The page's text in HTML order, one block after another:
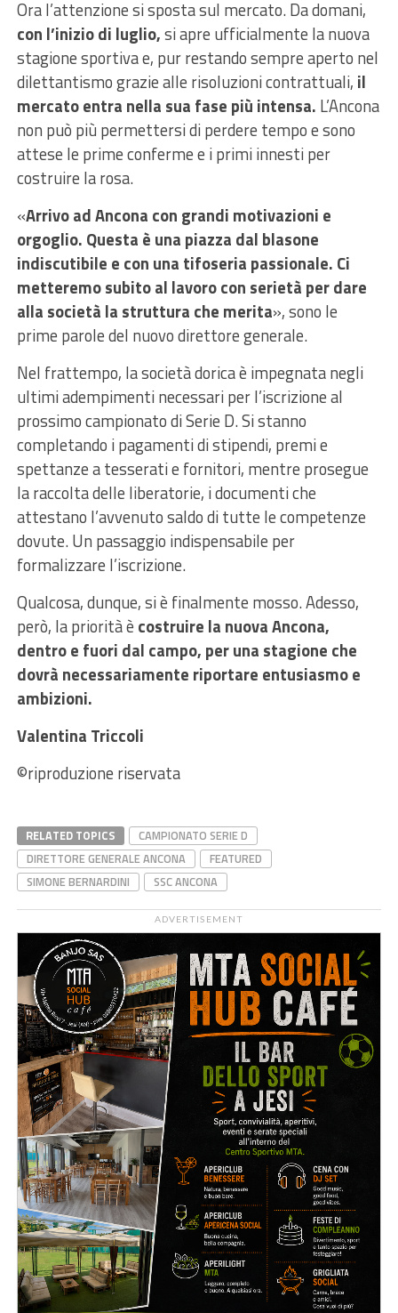
Ora l’attenzione si sposta sul mercato. Da domani,
con l’inizio di luglio,si apre ufficialmente la nuova
stagione sportiva e, pur restando sempre aperto nel
dilettantismo grazie alle risoluzioni contrattuali, il
mercato entra nella sua fase più intensa. L’Ancona
non può più permettersi di perdere tempo e sono
attese le prime conferme e i primi innesti per
costruire la rosa.
«Arrivo ad Ancona con grandi motivazioni e
orgoglio. Questa è una piazza dal blasone
indiscutibile e con una tifoseria passionale. Ci
metteremo subito al lavoro con serietà per dare
alla società la struttura che merita», sono le
prime parole del nuovo direttore generale.
Nel frattempo, la società dorica è impegnata negli
ultimi adempimenti necessari per l’iscrizione al
prossimo campionato di Serie D. Si stanno
completando i pagamenti di stipendi, premi e
spettanze a tesserati e fornitori, mentre prosegue
la raccolta delle liberatorie, i documenti che
attestano l’avvenuto saldo di tutte le competenze
dovute. Un passaggio indispensabile per
formalizzare l’iscrizione.
Qualcosa, dunque, si è finalmente mosso. Adesso,
però, la priorità è costruire la nuova Ancona,
dentro e fuori dal campo, per una stagione che
dovrà necessariamente riportare entusiasmo e
ambizioni.
Valentina Triccoli
©️riproduzione riservata
RELATED TOPICS
CAMPIONATO SERIE D
DIRETTORE GENERALE ANCONA
FEATURED
SIMONE BERNARDINI
SSC ANCONA
ADVERTISEMENT